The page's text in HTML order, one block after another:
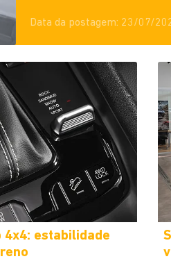
Data da postagem: 23/07/
4x4: estabilidade